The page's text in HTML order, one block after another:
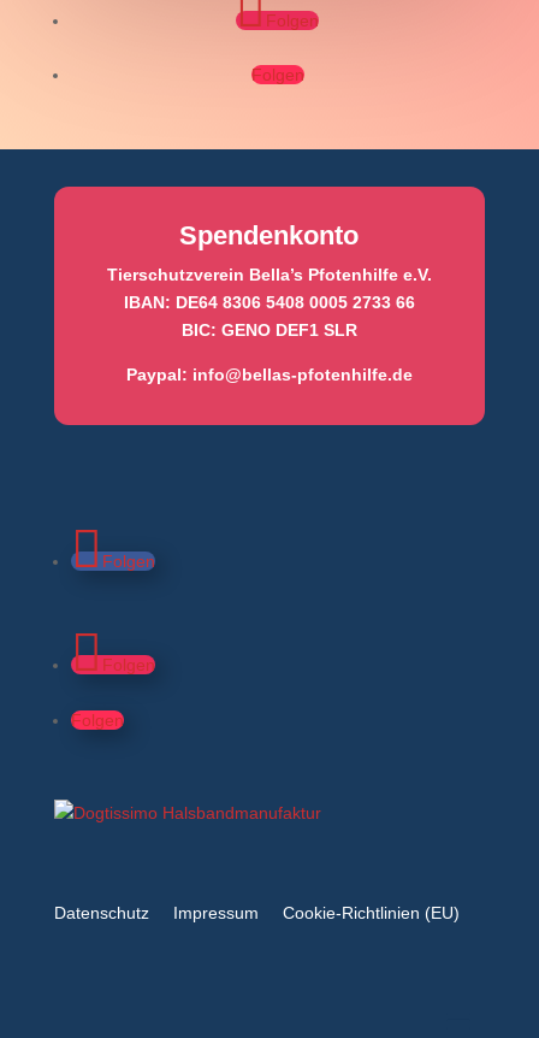
Folgen
Folgen
Spendenkonto
Tierschutzverein Bella’s Pfotenhilfe e.V.
IBAN: DE64 8306 5408 0005 2733 66
BIC: GENO DEF1 SLR
Paypal: info@bellas-pfotenhilfe.de
Folgen
Folgen
Folgen
Datenschutz Impressum Cookie-Richtlinien (EU)